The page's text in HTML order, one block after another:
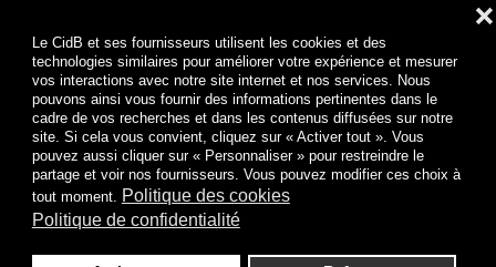
Le CidB et ses fournisseurs utilisent les cookies et des
technologies similaires pour améliorer votre expérience et mesurer
vos interactions avec notre site internet et nos services. Nous
pouvons ainsi vous fournir des informations pertinentes dans le
cadre de vos recherches et dans les contenus diffusées sur notre
site. Si cela vous convient, cliquez sur « Activer tout ». Vous
pouvez aussi cliquer sur « Personnaliser » pour restreindre le
partage et voir nos fournisseurs. Vous pouvez modifier ces choix à
tout moment. Politique des cookies
Politique de confidentialité
❌
J’ai lu et j’accepte lesTermes et conditionset la
Politique de confidentialité
Je m'abonne